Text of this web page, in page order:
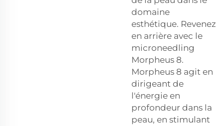
domaine
esthétique. Revenez
en arrière avec le
microneedling
Morpheus 8.
Morpheus 8 agit en
dirigeant de
l'énergie en
profondeur dans la
peau, en stimulant